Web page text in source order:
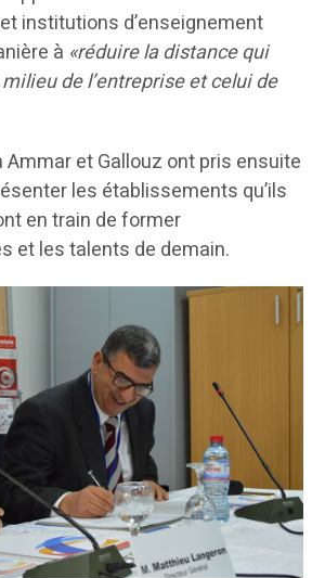
institutions d’enseignement
à «réduire la distance qui
de l’entreprise et celui de
Ammar et Gallouz ont pris ensuite
les établissements qu’ils
en train de former
et les talents de demain.